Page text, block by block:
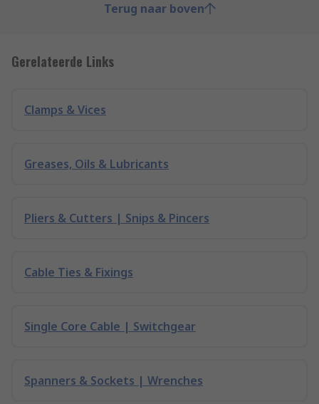
Terug naar boven
Gerelateerde Links
Clamps & Vices
Greases, Oils & Lubricants
Pliers & Cutters | Snips & Pincers
Cable Ties & Fixings
Single Core Cable | Switchgear
Spanners & Sockets | Wrenches